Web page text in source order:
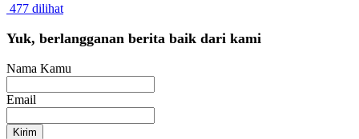
477 dilihat
Yuk, berlangganan berita baik dari kami
Nama Kamu
Email
Kirim